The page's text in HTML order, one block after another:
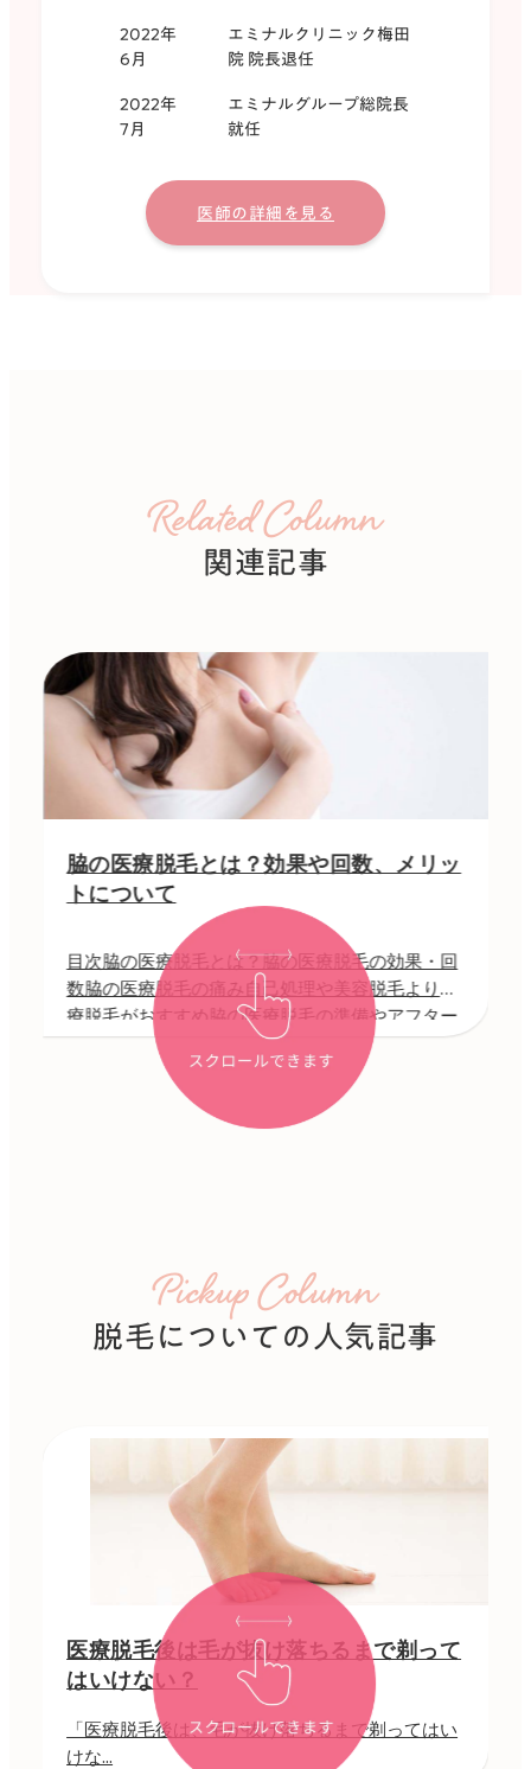
2022年
6月
エミナルクリニック梅田
院 院長退任
2022年
7月
エミナルグループ総院長
就任
医師の詳細を見る
Related Column
関連記事
脇の医療脱毛とは？効果や回数、メリッ
トについて
目次脇の医療脱毛とは？脇の医療脱毛の効果・回
数脇の医療脱毛の痛み自己処理や美容脱毛より医
療脱毛がおすすめ脇の医療脱毛の準備やアフター
ケアは？脇の医療脱毛の料金相場まとめ 脇は頻繁
にムダ毛処理をする必要があるので、脱毛したい
と考えている方も多 […]
Pickup Column
脱毛についての人気記事
医療脱毛後は毛が抜け落ちるまで剃って
はいけない？
「医療脱毛後は、毛が抜け落ちるまで剃ってはい
けな...